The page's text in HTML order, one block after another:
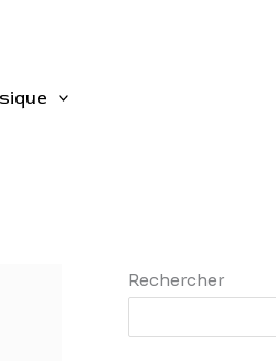
Rechercher